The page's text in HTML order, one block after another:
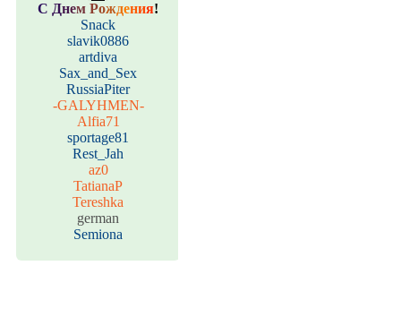
С Днем Рождения!
Snack
slavik0886
artdiva
Sax_and_Sex
RussiaPiter
-GALYHMEN-
Alfia71
sportage81
Rest_Jah
az0
TatianaP
Tereshka
german
Semiona